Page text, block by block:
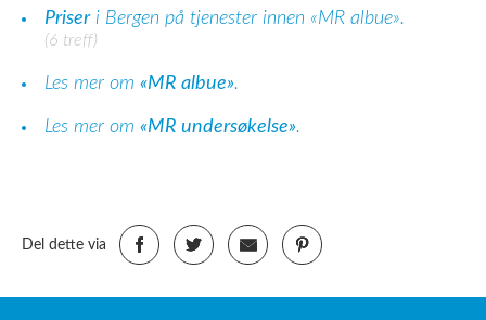
Priseri Bergen på tjenester innen «MR albue».
(6 treff)
Les mer om «MR albue».
Les mer om «MR undersøkelse».
Del dette via